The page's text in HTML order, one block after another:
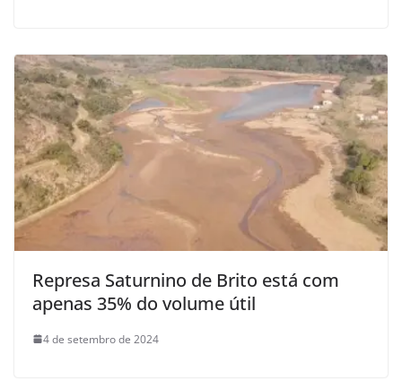
Represa Saturnino de Brito está com
apenas 35% do volume útil
4 de setembro de 2024